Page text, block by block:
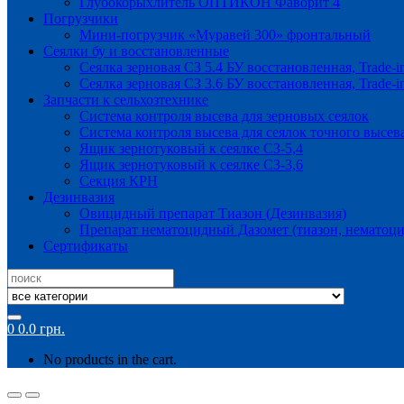
Погрузчики
Мини-погрузчик «Муравей 300» фронтальный
Сеялки бу и восстановленные
Сеялка зерновая СЗ 5.4 БУ восстановленная, Trade-
Сеялка зерновая СЗ 3.6 БУ восстановленная, Trade-
Запчасти к сельхозтехнике
Система контроля высева для зерновых сеялок
Система контроля высева для сеялок точного
Ящик зернотуковый к сеялке СЗ-5,4
Ящик зернотуковый к сеялке СЗ-3,6
Секция КРН
Дезинвазия
Овицидный препарат Тиазон (Дезинвазия)
Препарат нематоцидный Дазомет (тиазон,
Сертификаты
Search
for:
0 0.0 грн.
No products in the cart.